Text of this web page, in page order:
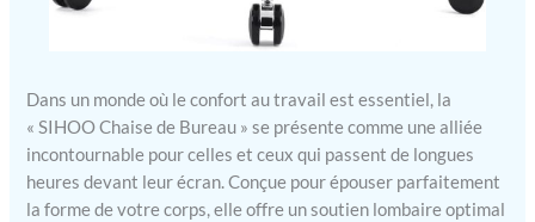
Dans un monde où le confort au travail est essentiel, la
« SIHOO Chaise de Bureau » se présente comme une alliée
incontournable pour celles et ceux qui passent de longues
heures devant leur écran. Conçue pour épouser parfaitement
la forme de votre corps, elle offre un soutien lombaire optimal